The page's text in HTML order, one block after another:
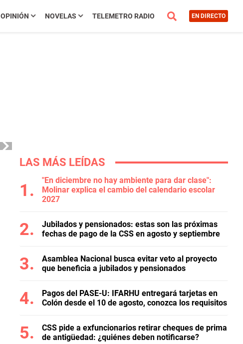
OPINIÓN NOVELAS TELEMETRO RADIO EN DIRECTO
LAS MÁS LEÍDAS
"En diciembre no hay ambiente para dar clase":
Molinar explica el cambio del calendario escolar
2027
Jubilados y pensionados: estas son las próximas
fechas de pago de la CSS en agosto y septiembre
Asamblea Nacional busca evitar veto al proyecto
que beneficia a jubilados y pensionados
Pagos del PASE-U: IFARHU entregará tarjetas en
Colón desde el 10 de agosto, conozca los requisitos
CSS pide a exfuncionarios retirar cheques de prima
de antigüedad: ¿quiénes deben notificarse?